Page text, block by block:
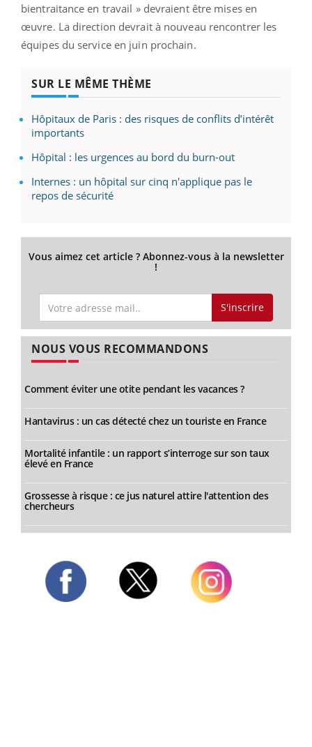
bientraitance en travail » devraient être mises en
œuvre. La direction devrait à nouveau rencontrer les
équipes du service en juin prochain.
SUR LE MÊME THÈME
Hôpitaux de Paris : des risques de conflits d’intérêt
importants
Hôpital : les urgences au bord du burn-out
Internes : un hôpital sur cinq n'applique pas le
repos de sécurité
Vous aimez cet article ? Abonnez-vous à la newsletter
!
S'inscrire
NOUS VOUS RECOMMANDONS
Comment éviter une otite pendant les vacances ?
Hantavirus : un cas détecté chez un touriste en France
Mortalité infantile : un rapport s’interroge sur son taux
élevé en France
Grossesse à risque : ce jus naturel attire l'attention des
chercheurs